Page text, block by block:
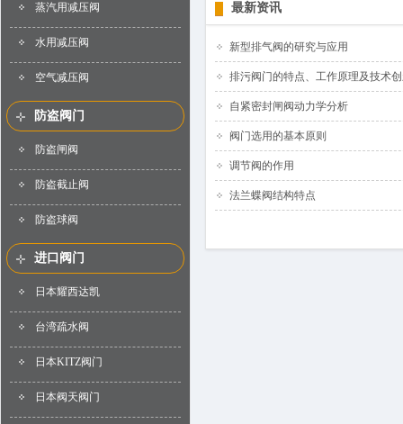
蒸汽用减压阀
水用减压阀
空气减压阀
防盗阀门
防盗闸阀
防盗截止阀
防盗球阀
进口阀门
日本耀西达凯
台湾疏水阀
日本KITZ阀门
日本阀天阀门
最新资讯
新型排气阀的研究与应用
排污阀门的特点、工作原理及技术
自紧密封闸阀动力学分析
阀门选用的基本原则
调节阀的作用
法兰蝶阀结构特点